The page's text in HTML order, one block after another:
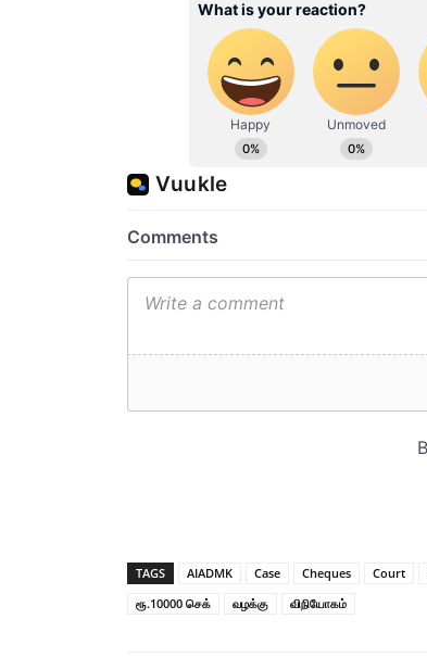
TAGS AIADMK Case Cheques Court
ரூ.10000 செக்
வழக்கு விநியோகம்